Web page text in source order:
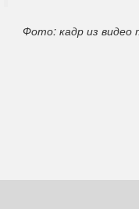
Фото: кадр из видео